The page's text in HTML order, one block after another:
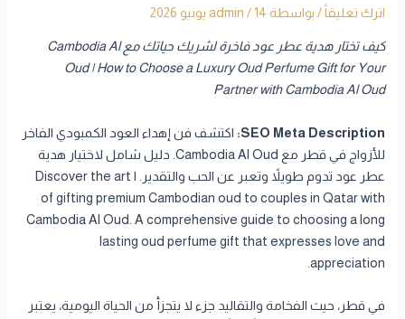
اترك تعليقاً / بواسطة admin /14 يونيو 2026
كيف تختار هدية عطر عود فاخرة لشريك حياتك مع Cambodia Al
Oud | How to Choose a Luxury Oud Perfume Gift for Your
Partner with Cambodia Al Oud
SEO Meta Description: اكتشف فن إهداء العود الكمبودي الفاخر
للأزواج في قطر مع Cambodia Al Oud. دليل شامل لاختيار هدية
عطر عود تدوم طويلاً وتعبر عن الحب والتقدير. | Discover the art
of gifting premium Cambodian oud to couples in Qatar with
Cambodia Al Oud. A comprehensive guide to choosing a long
lasting oud perfume gift that expresses love and
appreciation.
في قطر، حيث الفخامة والتقاليد جزء لا يتجزأ من الحياة اليومية، يعتبر